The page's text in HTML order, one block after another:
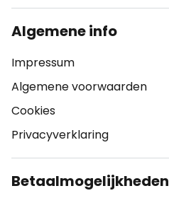
Algemene info
Impressum
Algemene voorwaarden
Cookies
Privacyverklaring
Betaalmogelijkheden